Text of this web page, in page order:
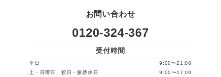
お問い合わせ
0120-324-367
受付時間
平日
9:00〜21:00
土・日曜日、祝日・振替休日
9:00〜17:00